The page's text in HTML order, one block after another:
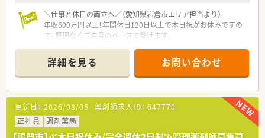
＼仕事と休日の両立へ／（愛知県岩倉市エリア担当より）
年収600万円以上！年間休日120日以上で木日祝がお休みですの
で、無理なくご自身のペースで働けます。
【店舗情報と応需状況について】
■最寄り駅の岩倉駅から車で5分ほどの距離に位置しており、車
通勤も可能なため快適に通うことができる環境です。
■小児科をメインに応需しており、処方箋枚数は閑散期で1日50
枚、繁忙期で1日100枚程度を想定しています。
■薬剤師1名、事務員2名の体制で、少人数ながらも和気藹々とし
た雰囲気の中で協力し合いながら業務を進めます。
詳細を見る お問い合わせ
更新日： 2026/08/06 薬剤師求人ID： 647770
正社員
調剤薬局